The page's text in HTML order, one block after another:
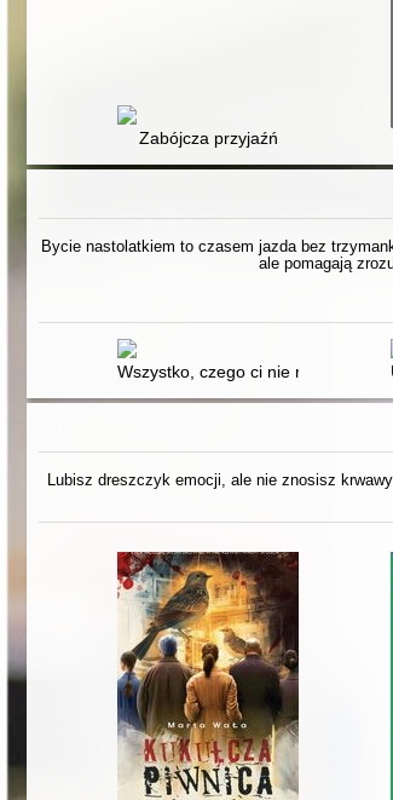
Zabójcza przyjaźń
Bycie nastolatkiem to czasem jazda bez
ale pomagają
Wszystko, czego ci nie mówią, gdy
Lubisz dreszczyk emocji, ale nie znosisz